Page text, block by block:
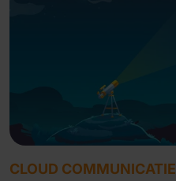
CLOUD COMMUNICATIE